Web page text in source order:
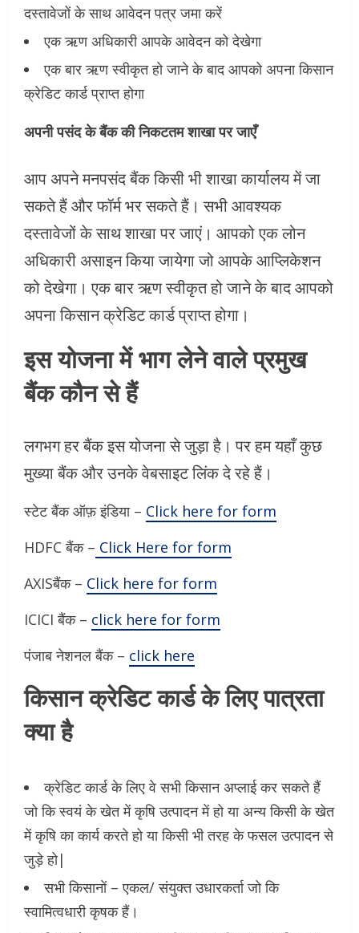
दस्तावेजों के साथ आवेदन पत्र जमा करें
एक ऋण अधिकारी आपके आवेदन को देखेगा
एक बार ऋण स्वीकृत हो जाने के बाद आपको अपना किसान
क्रेडिट कार्ड प्राप्त होगा
अपनी पसंद के बैंक की निकटतम शाखा पर जाएँ
आप अपने मनपसंद बैंक किसी भी शाखा कार्यालय में जा
सकते हैं और फॉर्म भर सकते हैं। सभी आवश्यक
दस्तावेजों के साथ शाखा पर जाएं। आपको एक लोन
अधिकारी असाइन किया जायेगा जो आपके आप्लिकेशन
को देखेगा। एक बार ऋण स्वीकृत हो जाने के बाद आपको
अपना किसान क्रेडिट कार्ड प्राप्त होगा।
इस योजना में भाग लेने वाले प्रमुख
बैंक कौन से हैं
लगभग हर बैंक इस योजना से जुड़ा है। पर हम यहाँ कुछ
मुख्या बैंक और उनके वेबसाइट लिंक दे रहे हैं।
स्टेट बैंक ऑफ़ इंडिया – Click here for form
HDFC बैंक – Click Here for form
AXISबैंक – Click here for form
ICICI बैंक – click here for form
पंजाब नेशनल बैंक – click here
किसान क्रेडिट कार्ड के लिए पात्रता
क्या है
क्रेडिट कार्ड के लिए वे सभी किसान अप्लाई कर सकते हैं
जो कि स्वयं के खेत में कृषि उत्पादन में हो या अन्य किसी के खेत
में कृषि का कार्य करते हो या किसी भी तरह के फसल उत्पादन से
जुड़े हो|
सभी किसानों – एकल/ संयुक्‍त उधारकर्ता जो कि
स्‍वामित्‍वधारी कृषक हैं।